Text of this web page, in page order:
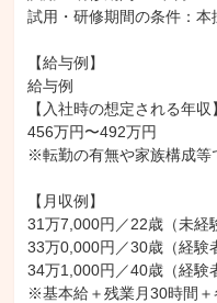
試用・研修期間の条件：本
【給与例】
給与例
【入社時の想定される年収】
456万円〜492万円
※転勤の有無や家族構成等
【月収例】
31万7,000円／22歳（未経
33万0,000円／30歳（経験
34万1,000円／40歳（経験
※基本給＋残業月30時間＋